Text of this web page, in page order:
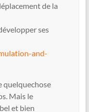
de la
ses
and-
quelquechose
Mais le
et bien